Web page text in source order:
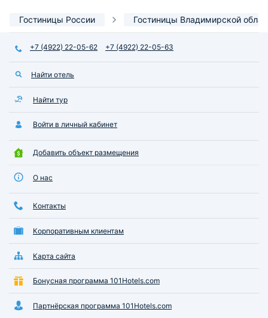
Гостиницы России Гостиницы Владимирской
+7 (4922) 22-05-62 +7 (4922) 22-05-63
Найти отель
Найти тур
Войти в личный кабинет
Добавить объект размещения
О нас
Контакты
Корпоративным клиентам
Карта сайта
Бонусная программа 101Hotels.com
Партнёрская программа 101Hotels.com